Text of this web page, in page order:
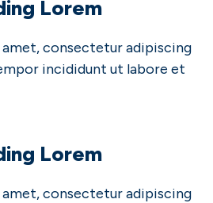
Lorem
consectetur adipiscing
incididunt ut labore et
Lorem
consectetur adipiscing